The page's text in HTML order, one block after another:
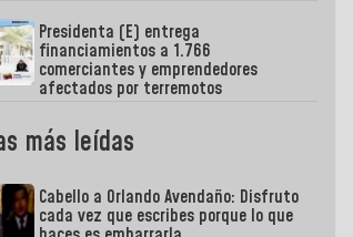
Presidenta (E) entrega
financiamientos a 1.766
comerciantes y emprendedores
afectados por terremotos
más leídas
Cabello a Orlando Avendaño: Disfruto
cada vez que escribes porque lo que